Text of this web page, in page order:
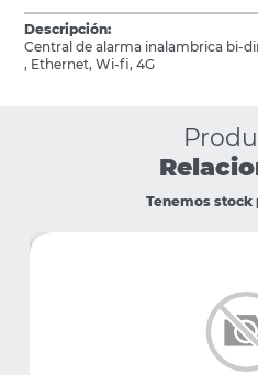
Descripción:
Central de alarma inalambrica bi-
, Ethernet, Wi-fi, 4G
Tenemos stock